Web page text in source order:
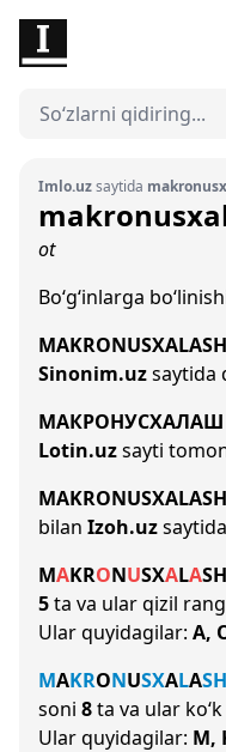
Imlo.uzsaytida
ot
Bo‘g‘inlarga
MAKRONUSXALASH
Sinonim.uzsaytida
МАКРОНУСХАЛАШ
Lotin.uzsayti
MAKRONUSXALASH
bilan Izoh.uz
MAKRONUSXALASH
5ta va ular qizil
Ular quyidagilar: A,
MAKRONUSXALASH
soni 8ta va ular
Ular quyidagilar: M,